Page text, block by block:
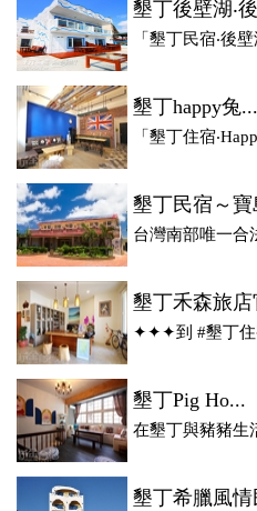
墾丁後壁湖‧
「墾丁民宿‧後
墾丁happy兔...
「墾丁住宿
墾丁民宿～寶
台灣南部唯一合
墾丁禾森旅店
✦✦✦到 #墾丁住
墾丁Pig Ho...
在墾丁與豬豬生
墾丁希臘風情